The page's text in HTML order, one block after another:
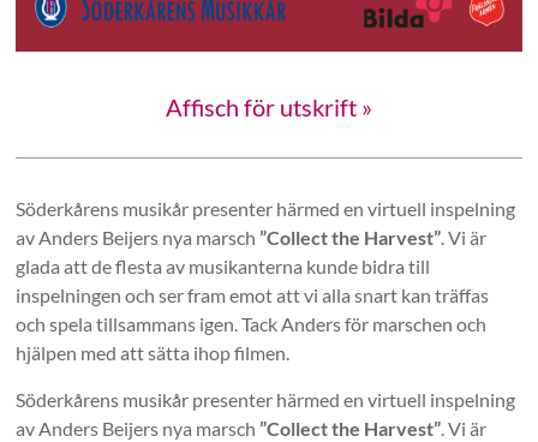
Affisch för utskrift »
Söderkårens musikår presenter härmed en virtuell inspelning
av Anders Beijers nya marsch ”Collect the Harvest”. Vi är
glada att de flesta av musikanterna kunde bidra till
inspelningen och ser fram emot att vi alla snart kan träffas
och spela tillsammans igen. Tack Anders för marschen och
hjälpen med att sätta ihop filmen.
Söderkårens musikår presenter härmed en virtuell inspelning
av Anders Beijers nya marsch ”Collect the Harvest”. Vi är